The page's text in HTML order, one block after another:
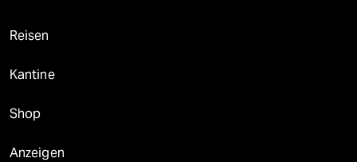
Reisen
Kantine
Shop
Anzeigen